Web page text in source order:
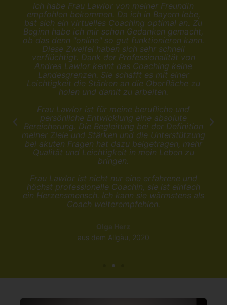
Ich habe Frau Lawlor von meiner Freundin
empfohlen bekommen. Da ich in Bayern lebe,
bat sich ein virtuelles Coaching optimal an. Zu
Beginn habe ich mir schon Gedanken gemacht,
ob das denn "online" so gut funktionieren kann.
Diese Zweifel haben sich sehr schnell
verflüchtigt. Dank der Professionalität von
Andrea Lawlor kennt das Coaching keine
Landesgrenzen. Sie schafft es mit einer
Leichtigkeit die Stärken an die Oberfläche zu
holen und damit zu arbeiten.
Frau Lawlor ist für meine berufliche und
persönliche Entwicklung eine absolute
Bereicherung. Die Begleitung bei der Definition
meiner Ziele und Stärken und die Unterstützung
bei akuten Fragen hat dazu beigetragen, mehr
Qualität und Leichtigkeit in mein Leben zu
bringen.
Frau Lawlor ist nicht nur eine erfahrene und
höchst professionelle Coachin, sie ist einfach
ein Herzensmensch. Ich kann sie wärmstens als
Coach weiterempfehlen.
Olga Herz
aus dem Allgäu, 2020